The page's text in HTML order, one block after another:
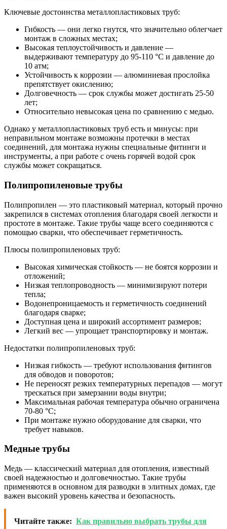
Ключевые достоинства металлопластиковых труб:
Гибкость — они легко гнутся, что значительно облегчает
монтаж в сложных местах;
Высокая теплоустойчивость и давление —
выдерживают температуру до 95-110 °C и давление до
10 атм;
Устойчивость к коррозии — алюминиевая прослойка
препятствует окислению;
Долговечность — срок службы может достигать 25-50
лет;
Относительно невысокая цена по сравнению с медью.
Однако у металлопластиковых труб есть и минусы: при
неправильном монтаже возможны протечки в местах
соединений, для монтажа нужны специальные фитинги и
инструменты, а при работе с очень горячей водой срок
службы может сокращаться.
Полипропиленовые трубы
Полипропилен — это пластиковый материал, который прочно
закрепился в системах отопления благодаря своей легкости и
простоте в монтаже. Такие трубы чаще всего соединяются с
помощью сварки, что обеспечивает герметичность.
Плюсы полипропиленовых труб:
Высокая химическая стойкость — не боятся коррозии и
отложений;
Низкая теплопроводность — минимизируют потери
тепла;
Водонепроницаемость и герметичность соединений
благодаря сварке;
Доступная цена и широкий ассортимент размеров;
Легкий вес — упрощает транспортировку и монтаж.
Недостатки полипропиленовых труб:
Низкая гибкость — требуют использования фитингов
для обводов и поворотов;
Не переносят резких температурных перепадов — могут
трескаться при замерзании воды внутри;
Максимальная рабочая температура обычно ограничена
70-80 °C;
При монтаже нужно оборудование для сварки, что
требует навыков.
Медные трубы
Медь — классический материал для отопления, известный
своей надежностью и долговечностью. Такие трубы
применяются в основном для разводки в элитных домах, где
важен высокий уровень качества и безопасность.
Читайте также: Как правильно выбрать трубы для